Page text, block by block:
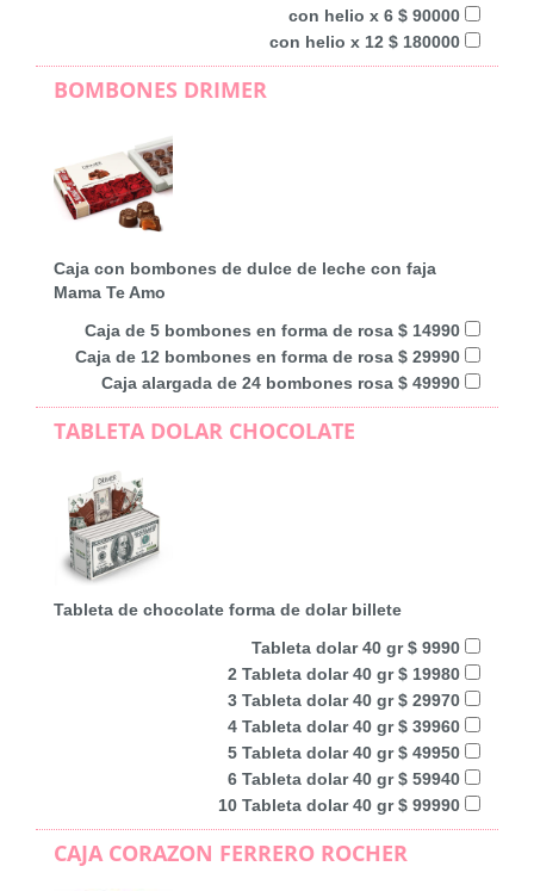
con helio x 6 $ 90000
con helio x 12 $ 180000
BOMBONES DRIMER
Caja con bombones de dulce de leche con faja
Mama Te Amo
Caja de 5 bombones en forma de rosa $ 14990
Caja de 12 bombones en forma de rosa $ 29990
Caja alargada de 24 bombones rosa $ 49990
TABLETA DOLAR CHOCOLATE
Tableta de chocolate forma de dolar billete
Tableta dolar 40 gr $ 9990
2 Tableta dolar 40 gr $ 19980
3 Tableta dolar 40 gr $ 29970
4 Tableta dolar 40 gr $ 39960
5 Tableta dolar 40 gr $ 49950
6 Tableta dolar 40 gr $ 59940
10 Tableta dolar 40 gr $ 99990
CAJA CORAZON FERRERO ROCHER